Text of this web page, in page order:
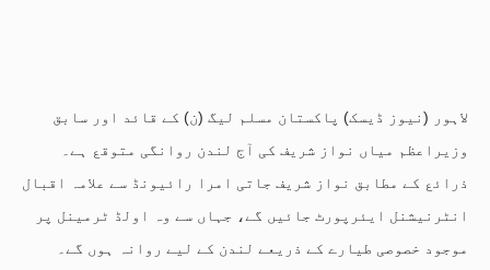
لاہور (نیوز ڈیسک) پاکستان مسلم لیگ (ن) کے قائد اور سابق
وزیراعظم میاں نواز شریف کی آج لندن روانگی متوقع ہے۔
ذرائع کے مطابق نواز شریف جاتی امرا رائیونڈ سے علامہ اقبال
انٹرنیشنل ایئرپورٹ جائیں گے، جہاں سے وہ اولڈ ٹرمینل پر
موجود خصوصی طیارے کے ذریعے لندن کے لیے روانہ ہوں گے۔